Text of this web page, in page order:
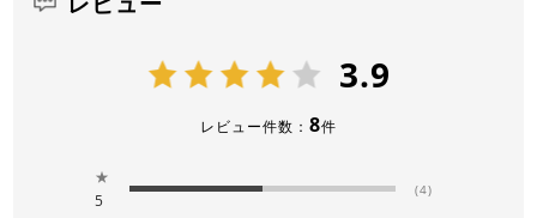
3.9
レビュー件数： 8件
★
5
(4)